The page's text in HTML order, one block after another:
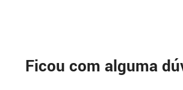
Ficou com alguma